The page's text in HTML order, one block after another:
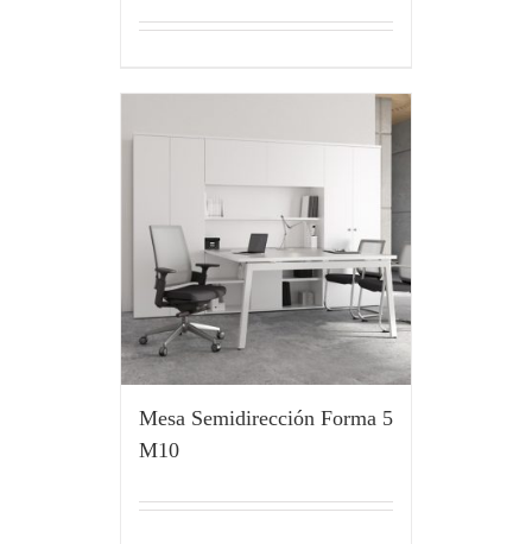
Mesa Semidirección Forma 5
M10